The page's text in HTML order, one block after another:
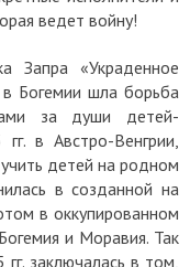
ведет войну!
Запра «Украденное
в Богемии шла борьба
за души детей-
в Австро-Венгрии,
детей на родном
в созданной на
в оккупированном
и Моравия. Так
заключалась в том,